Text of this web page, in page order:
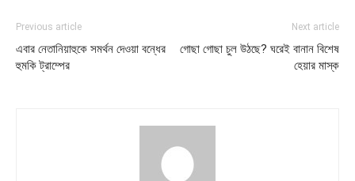
Previous article
এবার নেতানিয়াহুকে সমর্থন দেওয়া বন্ধের
হুমকি ট্রাম্পের
Next article
গোছা গোছা চুল উঠছে? ঘরেই বানান বিশেষ
হেয়ার মাস্ক